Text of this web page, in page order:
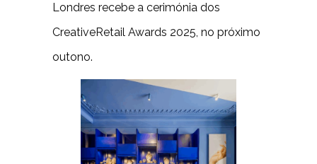
Londres recebe a cerimónia dos
CreativeRetail Awards 2025, no próximo
outono.